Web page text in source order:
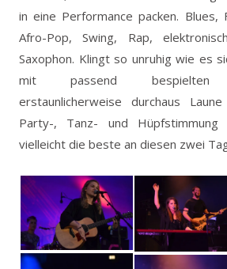
in eine Performance packen. Blues,
Afro-Pop, Swing, Rap,
Saxophon. Klingt so unruhig wie es
mit passend bespielten
erstaunlicherweise durchaus
Party-, Tanz- und
vielleicht die beste an diesen zwei